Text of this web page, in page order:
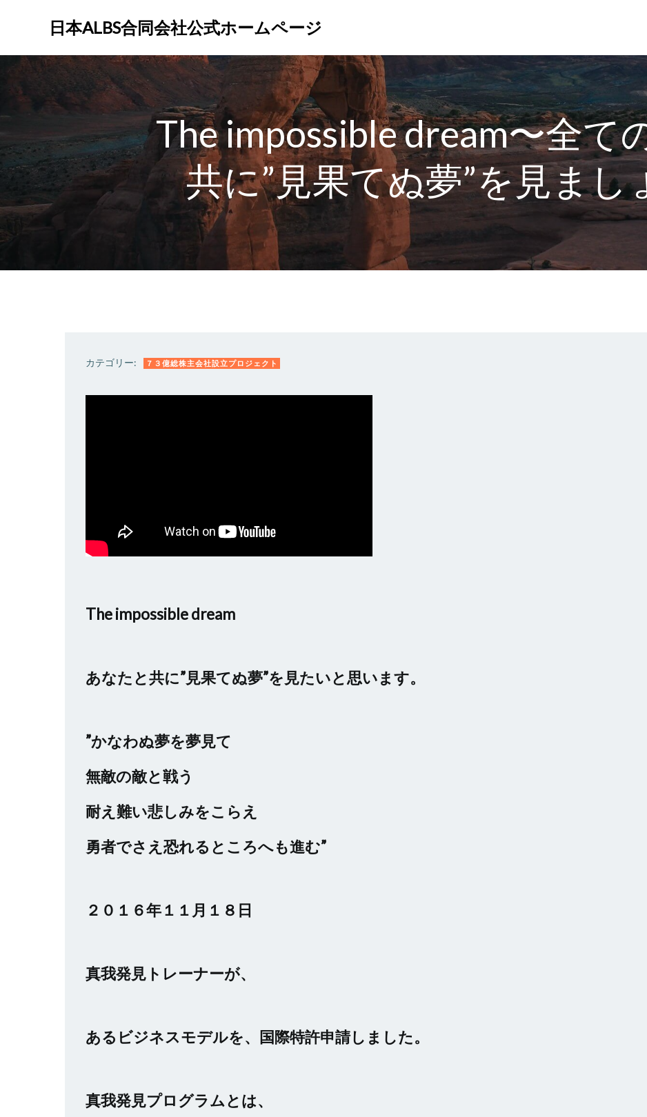
ン
プ
日本ALBS合同会社公式ホームページ
The impossible dream〜全て
共に”見果てぬ夢”を見まし
カテゴリー: ７３億総株主会社設立プロジェクト
The impossible dream
あなたと共に”見果てぬ夢”を見たいと思います。
”かなわぬ夢を夢見て
無敵の敵と戦う
耐え難い悲しみをこらえ
勇者でさえ恐れるところへも進む”
２０１６年１１月１８日
真我発見トレーナーが、
あるビジネスモデルを、国際特許申請しました。
真我発見プログラムとは、